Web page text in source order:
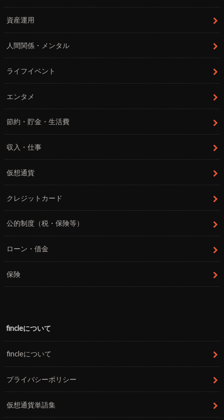
資産運用
人間関係・メンタル
ライフイベント
エンタメ
節約・貯金・生活費
収入・仕事
仮想通貨
クレジットカード
公的制度（税・保険等）
ローン・借金
保険
fincleについて
fincleについて
プライバシーポリシー
仮想通貨単語集